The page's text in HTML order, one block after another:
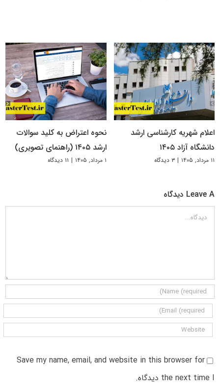
اعلام شهریه کارشناسی ارشد
دانشگاه آزاد ۱۴۰۵
۱۱ مرداد, ۱۴۰۵ | ۳ دیدگاه
نحوه اعتراض به کلید سوالات
ارشد ۱۴۰۵ (راهنمای تصویری)
۱ مرداد, ۱۴۰۵ | ۱۱ دیدگاه
Leave A دیدگاه
دیدگاه
Save my name, email, and website in this browser for
the next time I دیدگاه.